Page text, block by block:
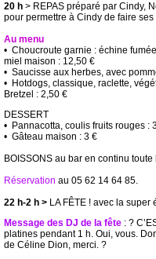
20 h> REPAS préparé par Cindy,
pour permettre à Cindy de faire
Au menu
• Choucroute garnie : échine
miel maison : 12,50 €
• Saucisse aux herbes, avec
• Hotdogs, classique, raclette,
Bretzel : 2,50 €
DESSERT
• Pannacotta, coulis fruits rouges :
• Gâteau maison : 3 €
BOISSONSau bar en continu toute
Réservation au 05 62 14 64 85.
22 h-2 h > LA FÊTE ! avec la
Message des DJ de la fête: ?
platines pendant 1 h. Oui, vous.
de Céline Dion, merci. ?